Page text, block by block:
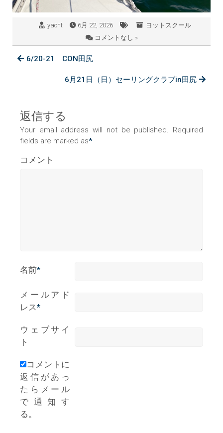
yacht 6月 22, 2026
ヨットスクール
コメントなし »
6/20-21 CON田尻
6月21日（日）セーリングクラブin田尻
返信する
Your email address will not be published. Required
fields are marked as*
コメント
名前*
メールアド
レス*
ウェブサイ
ト
コメントに
返信があっ
たらメール
で通知す
る。